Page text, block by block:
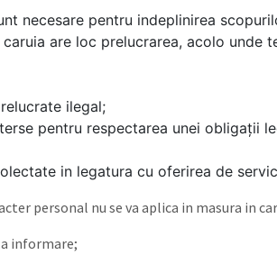
necesare pentru indeplinirea
are loc prelucrarea, acolo unde
ilegal;
pentru respectarea unei obligații
in legatura cu oferirea de
personal nu se va aplica in masura in
informare;